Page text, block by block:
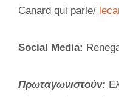
Canard qui parle/
Social Media:
Πρωταγωνιστούν: